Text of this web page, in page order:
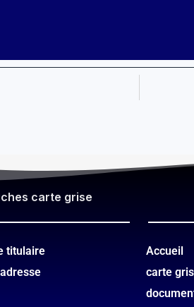
carte grise
titulaire
Accueil
carte